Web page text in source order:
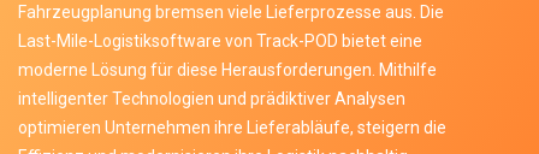
Fahrzeugplanung bremsen viele Lieferprozesse aus. Die
Last-Mile-Logistiksoftware von Track-POD bietet eine
moderne Lösung für diese Herausforderungen. Mithilfe
intelligenter Technologien und prädiktiver Analysen
optimieren Unternehmen ihre Lieferabläufe, steigern die